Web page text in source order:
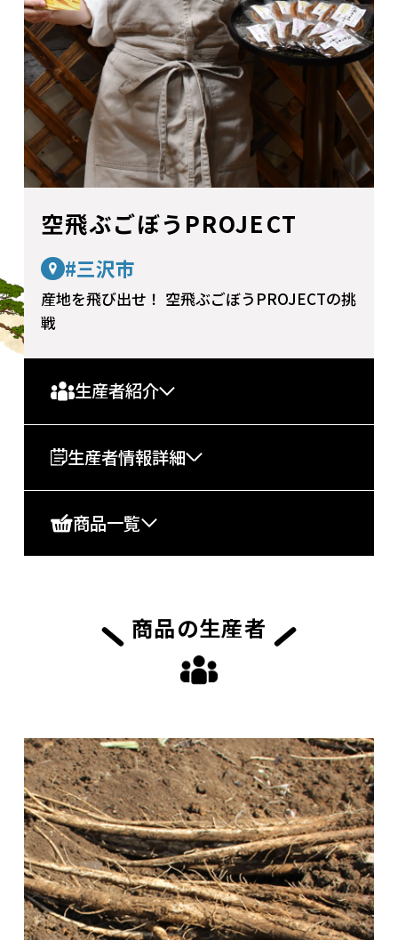
空飛ぶごぼうPROJECT
#三沢市
産地を飛び出せ！ 空飛ぶごぼうPROJECTの挑
戦
生産者紹介
生産者情報詳細
商品一覧
商品の生産者